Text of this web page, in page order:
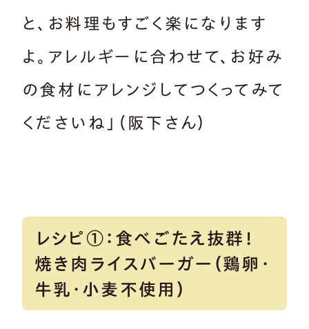
と、お料理もすごく楽になります
よ。アレルギーに合わせて、お好み
の食材にアレンジしてつくってみて
くださいね」（阪下さん）
レシピ①：食べごたえ抜群！
焼き肉ライスバーガー（鶏卵・
牛乳・小麦不使用）